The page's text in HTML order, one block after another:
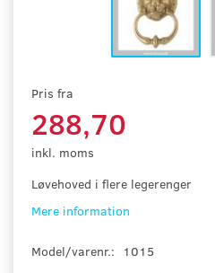
Pris fra
288,70
inkl. moms
Løvehoved i flere legerenger
Mere information
Model/varenr.:
1015